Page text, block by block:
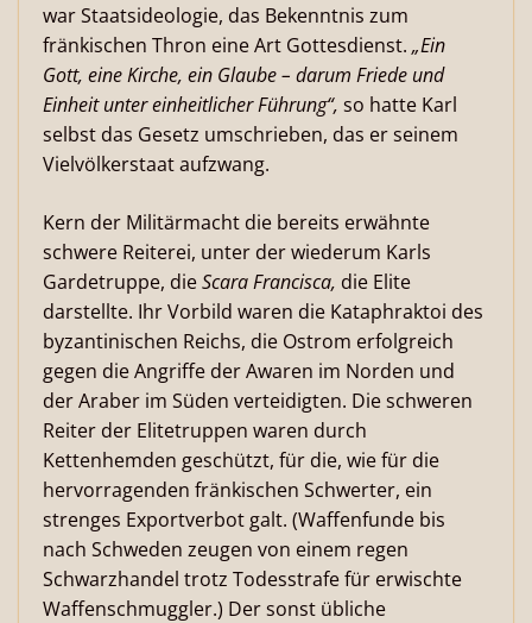
war Staatsideologie, das Bekenntnis zum
fränkischen Thron eine Art Gottesdienst. „Ein
Gott, eine Kirche, ein Glaube – darum Friede und
Einheit unter einheitlicher Führung“, so hatte Karl
selbst das Gesetz umschrieben, das er seinem
Vielvölkerstaat aufzwang.
Kern der Militärmacht die bereits erwähnte
schwere Reiterei, unter der wiederum Karls
Gardetruppe, dieScara Francisca, die Elite
darstellte. Ihr Vorbild waren die Kataphraktoi des
byzantinischen Reichs, die Ostrom erfolgreich
gegen die Angriffe der Awaren im Norden und
der Araber im Süden verteidigten. Die schweren
Reiter der Elitetruppen waren durch
Kettenhemden geschützt, für die, wie für die
hervorragenden fränkischen Schwerter, ein
strenges Exportverbot galt. (Waffenfunde bis
nach Schweden zeugen von einem regen
Schwarzhandel trotz Todesstrafe für erwischte
Waffenschmuggler.) Der sonst übliche